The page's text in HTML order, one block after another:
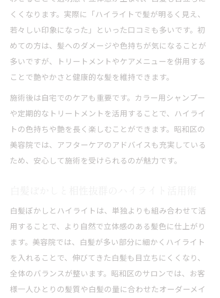
くくなります。実際に「ハイライトで髪が明るく見え、
若々しい印象になった」といった口コミも多いです。初
めての方は、髪へのダメージや色持ちが気になることが
多いですが、トリートメントやケアメニューを併用する
ことで艶やかさと健康的な髪を維持できます。
施術後は自宅でのケアも重要です。カラー用シャンプー
や定期的なトリートメントを活用することで、ハイライ
トの色持ちや艶を長く楽しむことができます。昭和区の
美容院では、アフターケアのアドバイスも充実している
ため、安心して施術を受けられるのが魅力です。
白髪ぼかしとハイライトは、単独よりも組み合わせて活
用することで、より自然で立体感のある髪色に仕上がり
ます。美容院では、白髪が多い部分に細かくハイライト
を入れることで、伸びてきた白髪も目立ちにくくなり、
全体のバランスが整います。昭和区のサロンでは、お客
様一人ひとりの髪質や白髪の量に合わせたオーダーメイ